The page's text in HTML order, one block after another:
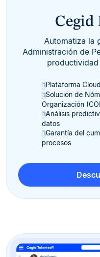
Cegid
Automatiza la
Administración de
Plataforma
Solución de
Organización
Análisis
datos
Garantía del
procesos